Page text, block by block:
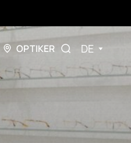
OPTIKER DE